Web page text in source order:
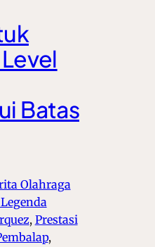
Batas
Olahraga
, Prestasi
,